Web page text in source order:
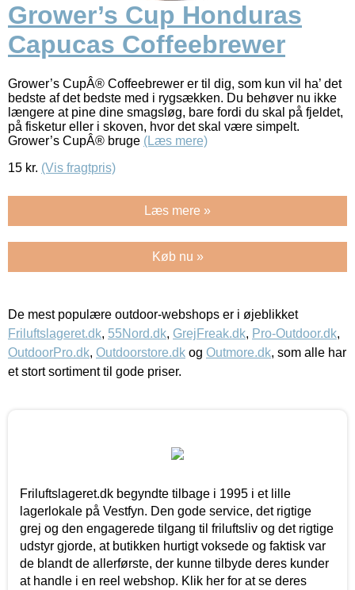
Grower’s Cup Honduras
Capucas Coffeebrewer
Grower’s CupÂ® Coffeebrewer er til dig, som kun vil ha’ det
bedste af det bedste med i rygsækken. Du behøver nu ikke
længere at pine dine smagsløg, bare fordi du skal på fjeldet,
på fisketur eller i skoven, hvor det skal være simpelt.
Grower’s CupÂ® bruge (Læs mere)
15 kr. (Vis fragtpris)
Læs mere »
Køb nu »
De mest populære outdoor-webshops er i øjeblikket
Friluftslageret.dk, 55Nord.dk, GrejFreak.dk, Pro-Outdoor.dk,
OutdoorPro.dk, Outdoorstore.dk og Outmore.dk, som alle har
et stort sortiment til gode priser.
Friluftslageret.dk begyndte tilbage i 1995 i et lille
lagerlokale på Vestfyn. Den gode service, det rigtige
grej og den engagerede tilgang til friluftsliv og det rigtige
udstyr gjorde, at butikken hurtigt voksede og faktisk var
de blandt de allerførste, der kunne tilbyde deres kunder
at handle i en reel webshop. Klik her for at se deres